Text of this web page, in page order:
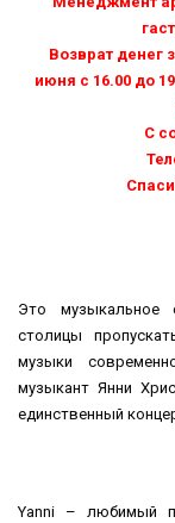
Возврат денег
июня с 16.00 до
С
Это музыкальное
столицы
музыки
музыкант Янни
единственный
Yanni – любимый